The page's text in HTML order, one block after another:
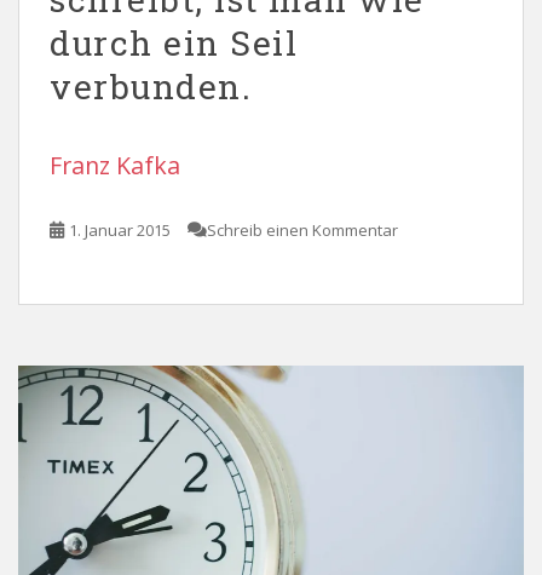
durch ein Seil
verbunden.
Franz Kafka
1. Januar 2015 Schreib einen Kommentar